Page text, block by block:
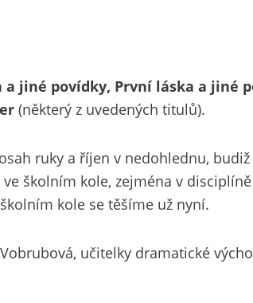
a jiné povídky, První láska a jiné
(některý z uvedených titulů).
ruky a říjen v nedohlednu,
školním kole, zejména v
kole se těšíme už nyní.
učitelky dramatické